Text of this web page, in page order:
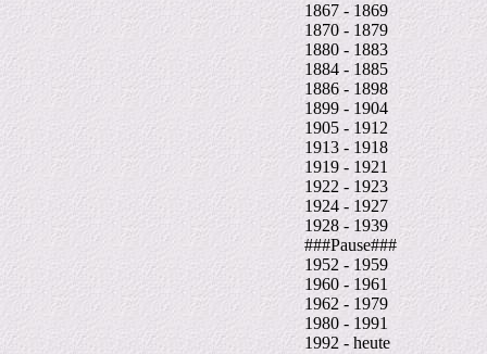
1867 - 1869
1870 - 1879
1880 - 1883
1884 - 1885
1886 - 1898
1899 - 1904
1905 - 1912
1913 - 1918
1919 - 1921
1922 - 1923
1924 - 1927
1928 - 1939
###Pause###
1952 - 1959
1960 - 1961
1962 - 1979
1980 - 1991
1992 - heute